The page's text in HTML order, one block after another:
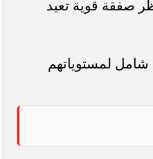
صفقة قوية تعيد
شامل لمستوياتهم